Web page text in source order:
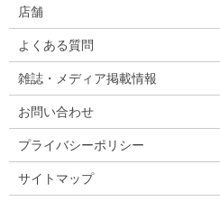
店舗
よくある質問
雑誌・メディア掲載情報
お問い合わせ
プライバシーポリシー
サイトマップ